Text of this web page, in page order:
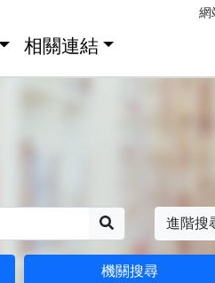
網
相關連結
進階搜
機關搜尋